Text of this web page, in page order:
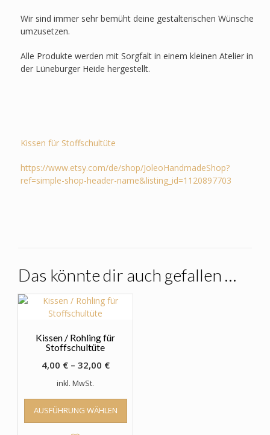
Wir sind immer sehr bemüht deine gestalterischen Wünsche
umzusetzen.
Alle Produkte werden mit Sorgfalt in einem kleinen Atelier in
der Lüneburger Heide hergestellt.
Kissen für Stoffschultüte
https://www.etsy.com/de/shop/JoleoHandmadeShop?
ref=simple-shop-header-name&listing_id=1120897703
Das könnte dir auch gefallen …
Kissen / Rohling für
Stoffschultüte
4,00 €– 32,00 €
inkl. MwSt.
AUSFÜHRUNG WÄHLEN
Dieses
weist